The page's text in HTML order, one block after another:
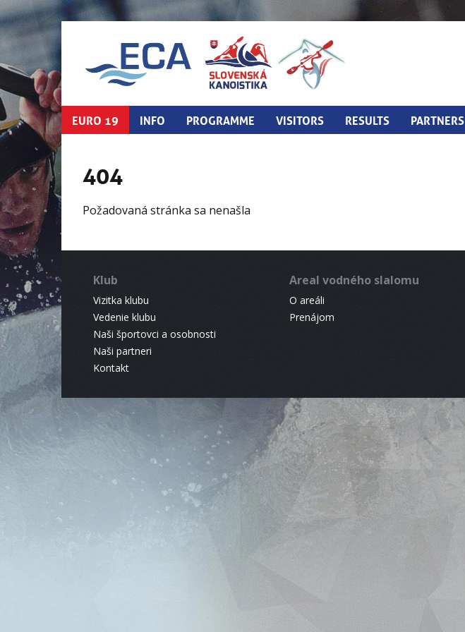
EURO 19 INFO PROGRAMME VISITORS RESULTS PARTNERS
404
Požadovaná stránka sa nenašla
Klub
Vizitka klubu
Vedenie klubu
Naši športovci a osobnosti
Naši partneri
Kontakt
Areal vodného slalomu
O areáli
Prenájom